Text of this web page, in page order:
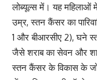
लोब्यूल्स में। यह
उम्र, स्तन कैंसर का
1 और बीआरसीए 2), घने
जैसे शराब का सेवन और
स्तन कैंसर के विकास के